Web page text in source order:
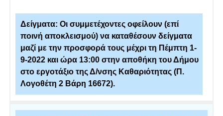
Δείγματα: Οι συμμετέχοντες οφείλουν (επί
ποινή αποκλεισμού) να καταθέσουν δείγματα
μαζί με την προσφορά τους μέχρι τη Πέμπτη 1-
9-2022 και ώρα 13:00 στην αποθήκη του Δήμου
στο εργοτάξιο της Δ/νσης Καθαριότητας (Π.
Λογοθέτη 2 Βάρη 16672).